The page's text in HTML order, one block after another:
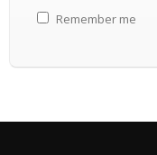
Remember me